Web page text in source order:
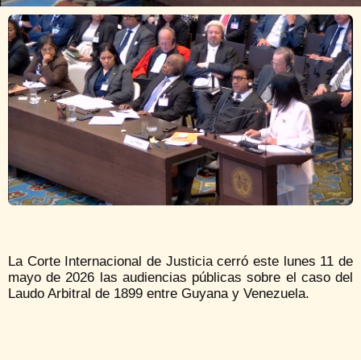
La Corte Internacional de Justicia cerró este lunes 11 de
mayo de 2026 las audiencias públicas sobre el caso del
Laudo Arbitral de 1899 entre Guyana y Venezuela.